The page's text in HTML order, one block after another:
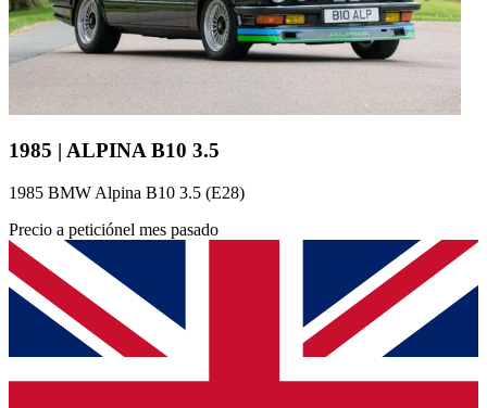
1985 | ALPINA B10 3.5
1985 BMW Alpina B10 3.5 (E28)
Precio a peticiónel mes pasado